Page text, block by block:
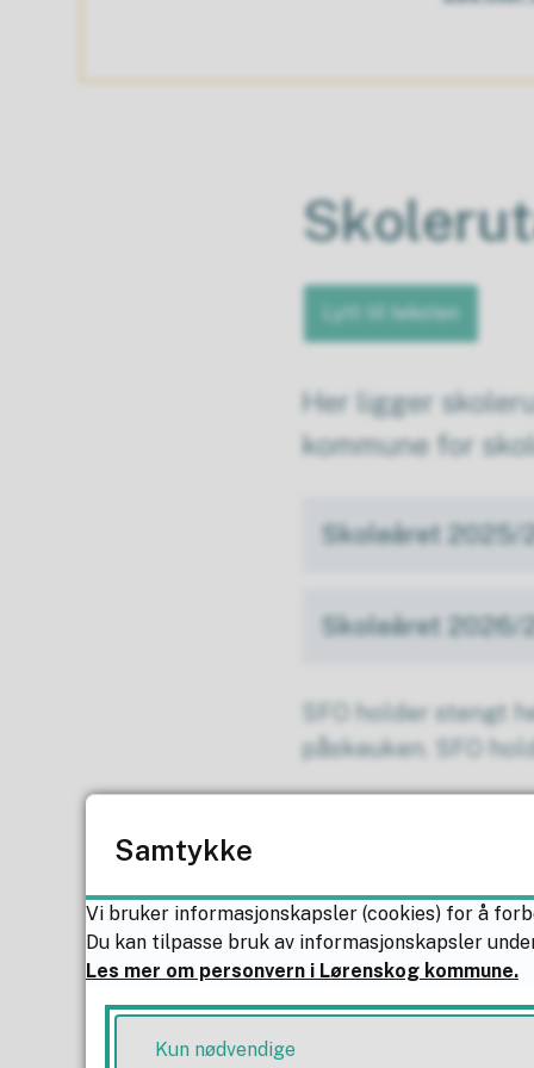
Lytt til teksten
Her ligger
kommune for
Skoleåret 2025/
Skoleåret 2026/
SFO holder stengt
påskeuken. SFO
Last ned
Last ned
Samtykke
Vi bruker informasjonskapsler (cookies) for å
Du kan tilpasse bruk av informasjonskapsler
Les mer om personvern i Lørenskog kommune.
Kun nødvendige